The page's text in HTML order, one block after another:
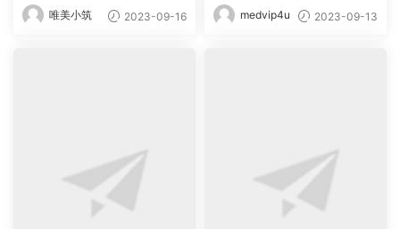
美小筑】唯美小筑 2023-09-16
G][百度盘]-【唯美小筑】
medvip4u 2023-09-13